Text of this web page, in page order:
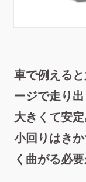
車で例える
ージで走り
大きくて安
小回りはき
く曲がる必